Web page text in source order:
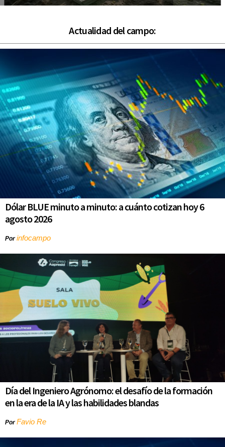
Actualidad del campo:
Dólar BLUE minuto a minuto: a cuánto cotizan hoy 6
agosto 2026
Porinfocampo
Día del Ingeniero Agrónomo: el desafío de la formación
en la era de la IA y las habilidades blandas
PorFavio Re